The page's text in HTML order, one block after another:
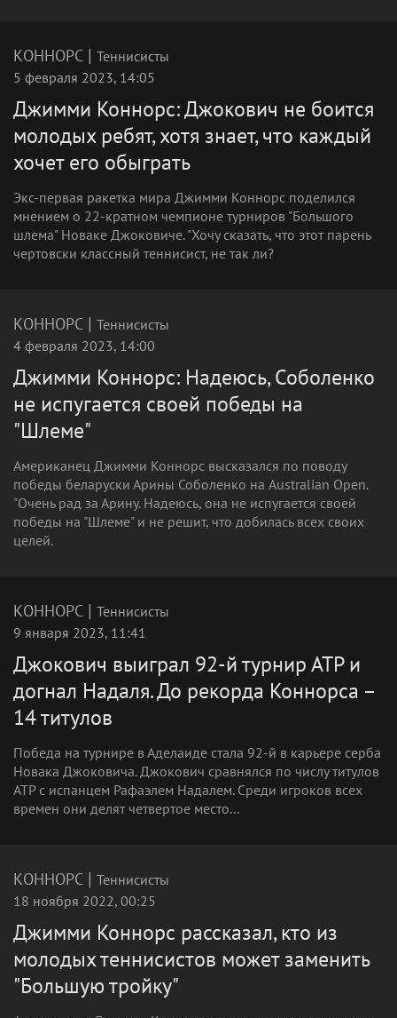
КОННОРС | Теннисисты
5 февраля 2023, 14:05
Джимми Коннорс: Джокович не боится
молодых ребят, хотя знает, что каждый
хочет его обыграть
Экс-первая ракетка мира Джимми Коннорс поделился
мнением о 22-кратном чемпионе турниров "Большого
шлема" Новаке Джоковиче. "Хочу сказать, что этот парень
чертовски классный теннисист, не так ли?
КОННОРС | Теннисисты
4 февраля 2023, 14:00
Джимми Коннорс: Надеюсь, Соболенко
не испугается своей победы на
"Шлеме"
Американец Джимми Коннорс высказался по поводу
победы беларуски Арины Соболенко на Australian Open.
"Очень рад за Арину. Надеюсь, она не испугается своей
победы на "Шлеме" и не решит, что добилась всех своих
целей.
КОННОРС | Теннисисты
9 января 2023, 11:41
Джокович выиграл 92-й турнир АТР и
догнал Надаля. До рекорда Коннорса –
14 титулов
Победа на турнире в Аделаиде стала 92-й в карьере серба
Новака Джоковича. Джокович сравнялся по числу титулов
АТР с испанцем Рафаэлем Надалем. Среди игроков всех
времен они делят четвертое место...
КОННОРС | Теннисисты
18 ноября 2022, 00:25
Джимми Коннорс рассказал, кто из
молодых теннисистов может заменить
"Большую тройку"